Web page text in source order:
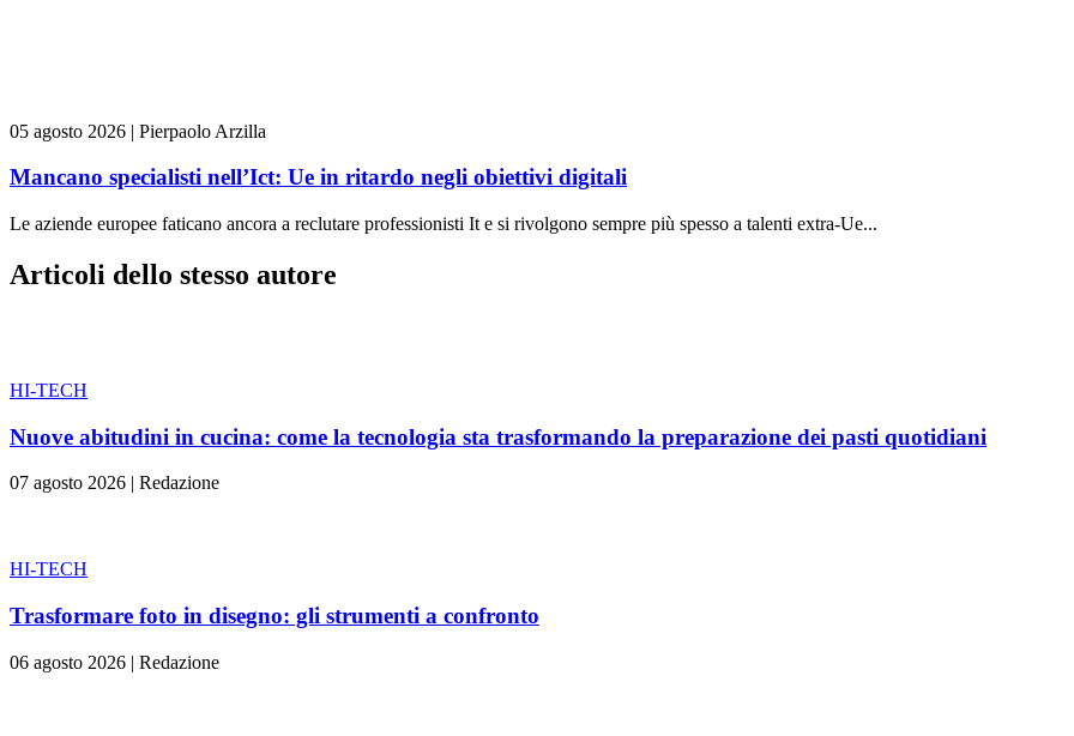
05 agosto 2026 | Pierpaolo Arzilla
Mancano specialisti nell’Ict: Ue in ritardo negli obiettivi digitali
Le aziende europee faticano ancora a reclutare professionisti It e si rivolgono sempre più spesso a talenti extra-Ue...
Articoli dello stesso autore
HI-TECH
Nuove abitudini in cucina: come la tecnologia sta trasformando la preparazione dei pasti quotidiani
07 agosto 2026 | Redazione
HI-TECH
Trasformare foto in disegno: gli strumenti a confronto
06 agosto 2026 | Redazione